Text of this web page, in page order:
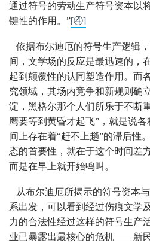
通过符号的劳动生产符号资本以
键性的作用。”[④]
依据布尔迪厄的符号生产逻辑
间，文学场的反应是最迅速的，
起到颠覆性的认同塑造作用。而
究领域，其场内竞争和新规则确
淀，黑格尔那个人们所乐于不断
鹰要等到黄昏才起飞”，就是说
间上存在着“赶不上趟”的滞后性
态的首要性，就在于这个时间差
而是在早上就开始鸣叫。
从布尔迪厄所揭示的符号资本
系出发，可以看到经过伤痕文学
力的合法性经过这样的符号生产
业已暴露出最核心的危机——新